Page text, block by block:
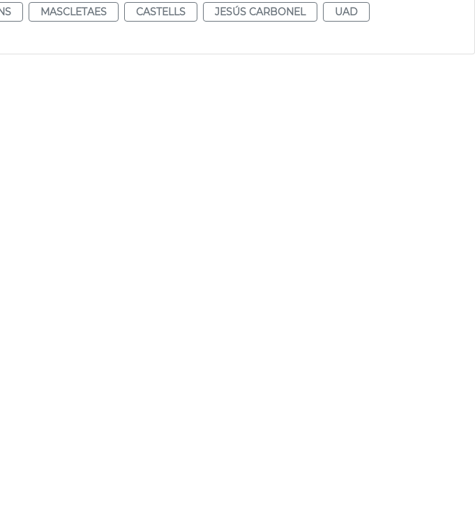
MASCLETAES CASTELLS JESÚS CARBONEL
UAD